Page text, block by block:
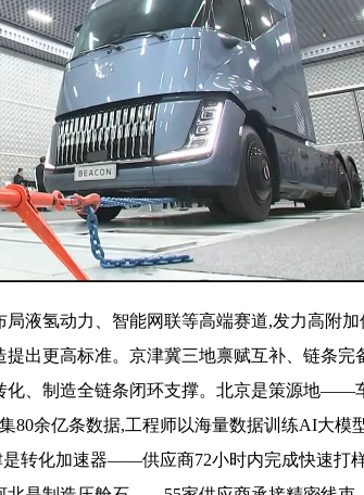
液氢动力、智能网联等高端赛道,发力高附加
出更高标准。京津冀三地禀赋互补、链条完
化、制造全链条闭环支撑。北京是策源地——
80余亿条数据,工程师以海量数据训练AI大模
转化加速器——供应商72小时内完成快速打